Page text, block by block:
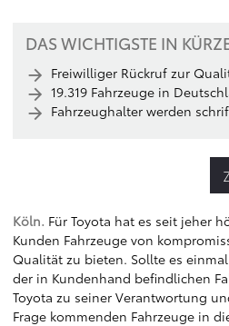
DAS WICHTIGSTE IN
Freiwilliger Rückruf zur
19.319 Fahrzeuge in
Fahrzeughalter werden
Köln. Für Toyota hat es seit jeher
Kunden Fahrzeuge von
Qualität zu bieten. Sollte es
der in Kundenhand befindlichen
Toyota zu seiner Verantwortung
Frage kommenden Fahrzeuge in